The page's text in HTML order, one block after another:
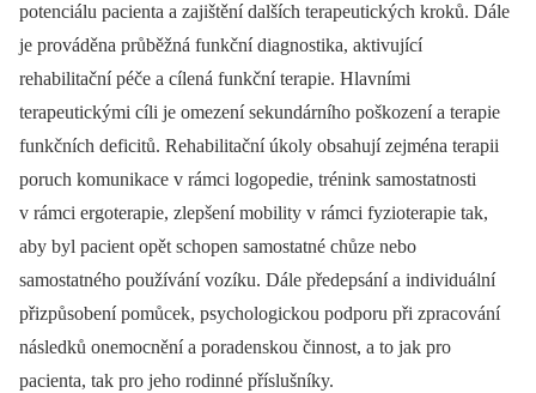
potenciálu pacienta a zajištění dalších terapeutických kroků. Dále
je prováděna průběžná funkční diagnostika, aktivující
rehabilitační péče a cílená funkční terapie. Hlavními
terapeutickými cíli je omezení sekundárního poškození a terapie
funkčních deficitů. Rehabilitační úkoly obsahují zejména terapii
poruch komunikace v rámci logopedie, trénink samostatnosti
v rámci ergoterapie, zlepšení mobility v rámci fyzioterapie tak,
aby byl pacient opět schopen samostatné chůze nebo
samostatného používání vozíku. Dále předepsání a individuální
přizpůsobení pomůcek, psychologickou podporu při zpracování
následků onemocnění a poradenskou činnost, a to jak pro
pacienta, tak pro jeho rodinné příslušníky.